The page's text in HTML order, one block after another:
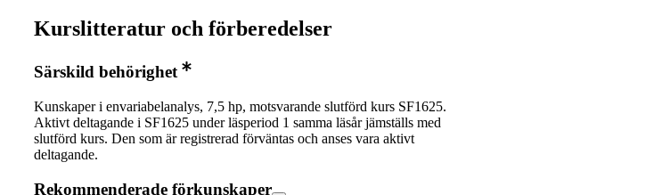
Kurslitteratur och förberedelser
Särskild behörighet
Kunskaper i envariabelanalys, 7,5 hp, motsvarande slutförd kurs SF1625.
Aktivt deltagande i SF1625 under läsperiod 1 samma läsår jämställs med
slutförd kurs. Den som är registrerad förväntas och anses vara aktivt
deltagande.
Rekommenderade förkunskaper